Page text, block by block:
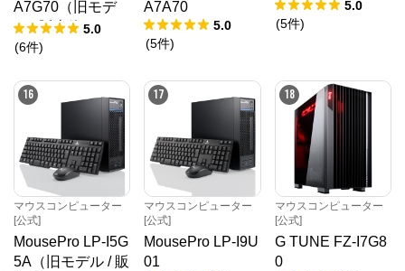
A7G70（旧モデ
ル / 販売終了）
5.0
(6件)
A7A70
5.0
(5件)
5.0
(5件)
16
マウスコンピューター
[公式]
MousePro LP-I5G
5A（旧モデル / 販
17
マウスコンピューター
[公式]
MousePro LP-I9U
01
18
マウスコンピューター
[公式]
G TUNE FZ-I7G8
0